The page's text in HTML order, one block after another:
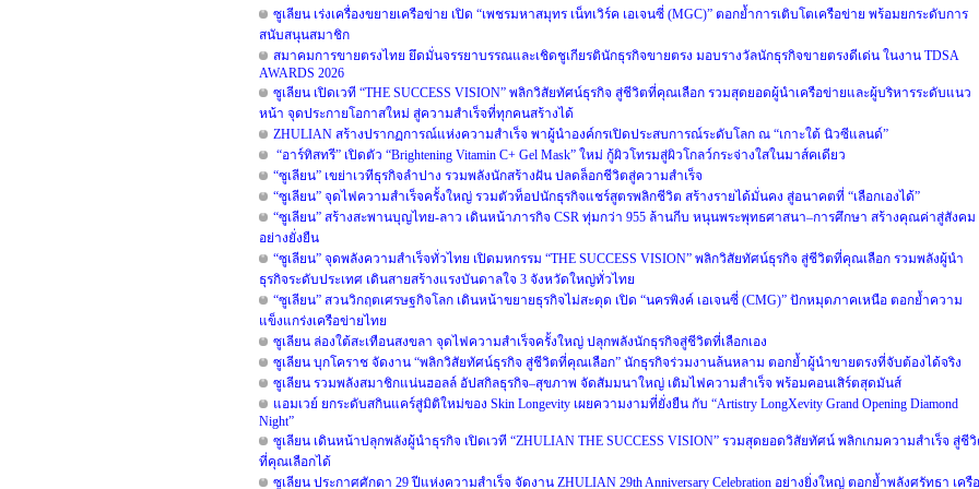
ซูเลียน เร่งเครื่องขยายเครือข่าย เปิด “เพชรมหาสมุทร เน็ทเวิร์ค เอเจนซี่ (MGC)” ตอกย้ำการเติบโตเครือข่าย พร้อมยกระดับการ
สนับสนุนสมาชิก
สมาคมการขายตรงไทย ยึดมั่นจรรยาบรรณและเชิดชูเกียรตินักธุรกิจขายตรง มอบรางวัลนักธุรกิจขายตรงดีเด่น ในงาน TDSA
AWARDS 2026
ซูเลียน เปิดเวที “THE SUCCESS VISION” พลิกวิสัยทัศน์ธุรกิจ สู่ชีวิตที่คุณเลือก รวมสุดยอดผู้นำเครือข่ายและผู้บริหารระดับแนว
หน้า จุดประกายโอกาสใหม่ สู่ความสำเร็จที่ทุกคนสร้างได้
ZHULIAN สร้างปรากฏการณ์แห่งความสำเร็จ พาผู้นำองค์กรเปิดประสบการณ์ระดับโลก ณ “เกาะใต้ นิวซีแลนด์”
“อาร์ทิสทรี” เปิดตัว “Brightening Vitamin C+ Gel Mask” ใหม่ กู้ผิวโทรมสู่ผิวโกลว์กระจ่างใสในมาส์คเดียว
“ซูเลียน” เขย่าเวทีธุรกิจลำปาง รวมพลังนักสร้างฝัน ปลดล็อกชีวิตสู่ความสำเร็จ
“ซูเลียน” จุดไฟความสำเร็จครั้งใหญ่ รวมตัวท็อปนักธุรกิจแชร์สูตรพลิกชีวิต สร้างรายได้มั่นคง สู่อนาคตที่ “เลือกเองได้”
“ซูเลียน” สร้างสะพานบุญไทย-ลาว เดินหน้าภารกิจ CSR ทุ่มกว่า 955 ล้านกีบ หนุนพระพุทธศาสนา–การศึกษา สร้างคุณค่าสู่สังคม
อย่างยั่งยืน
“ซูเลียน” จุดพลังความสำเร็จทั่วไทย เปิดมหกรรม “THE SUCCESS VISION” พลิกวิสัยทัศน์ธุรกิจ สู่ชีวิตที่คุณเลือก รวมพลังผู้นำ
ธุรกิจระดับประเทศ เดินสายสร้างแรงบันดาลใจ 3 จังหวัดใหญ่ทั่วไทย
“ซูเลียน” สวนวิกฤตเศรษฐกิจโลก เดินหน้าขยายธุรกิจไม่สะดุด เปิด “นครพิงค์ เอเจนซี่ (CMG)” ปักหมุดภาคเหนือ ตอกย้ำความ
แข็งแกร่งเครือข่ายไทย
ซูเลียน ล่องใต้สะเทือนสงขลา จุดไฟความสำเร็จครั้งใหญ่ ปลุกพลังนักธุรกิจสู่ชีวิตที่เลือกเอง
ซูเลียน บุกโคราช จัดงาน “พลิกวิสัยทัศน์ธุรกิจ สู่ชีวิตที่คุณเลือก” นักธุรกิจร่วมงานล้นหลาม ตอกย้ำผู้นำขายตรงที่จับต้องได้จริง
ซูเลียน รวมพลังสมาชิกแน่นฮอลล์ อัปสกิลธุรกิจ–สุขภาพ จัดสัมมนาใหญ่ เติมไฟความสำเร็จ พร้อมคอนเสิร์ตสุดมันส์
แอมเวย์ ยกระดับสกินแคร์สู่มิติใหม่ของ Skin Longevity เผยความงามที่ยั่งยืน กับ “Artistry LongXevity Grand Opening Diamond
Night”
ซูเลียน เดินหน้าปลุกพลังผู้นำธุรกิจ เปิดเวที “ZHULIAN THE SUCCESS VISION” รวมสุดยอดวิสัยทัศน์ พลิกเกมความสำเร็จ สู่ชี
ที่คุณเลือกได้
ซูเลียน ประกาศศักดา 29 ปีแห่งความสำเร็จ จัดงาน ZHULIAN 29th Anniversary Celebration อย่างยิ่งใหญ่ ตอกย้ำพลังศรัทธา เครือ